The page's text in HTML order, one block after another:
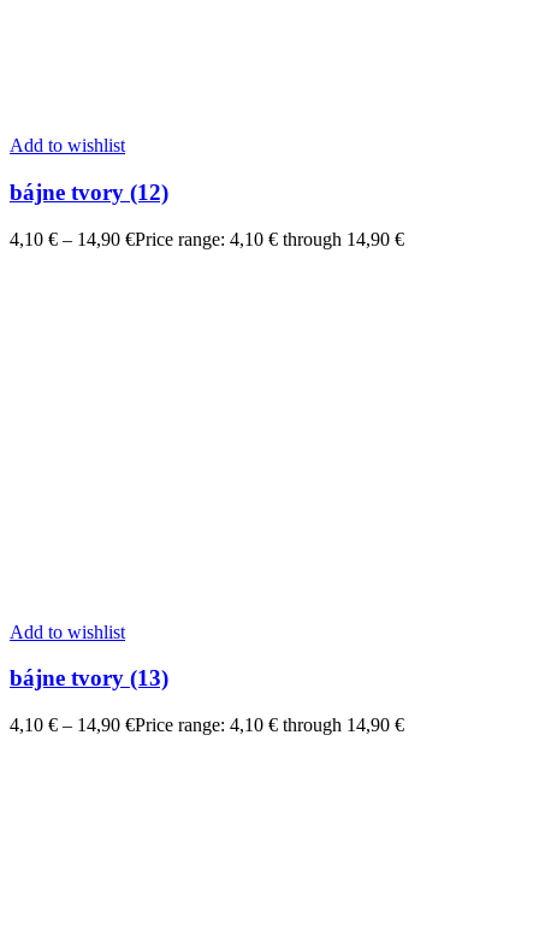
Add to wishlist
bájne tvory (12)
4,10 € – 14,90 €Price range: 4,10 € through 14,90 €
Add to wishlist
bájne tvory (13)
4,10 € – 14,90 €Price range: 4,10 € through 14,90 €